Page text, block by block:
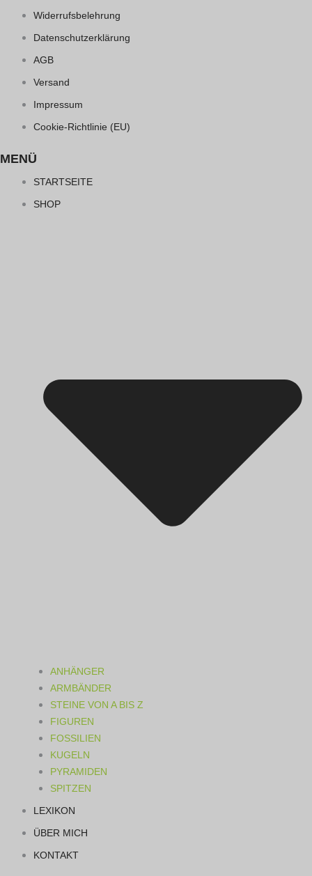
Widerrufsbelehrung
Datenschutzerklärung
AGB
Versand
Impressum
Cookie-Richtlinie (EU)
MENÜ
STARTSEITE
SHOP
ANHÄNGER
ARMBÄNDER
STEINE VON A BIS Z
FIGUREN
FOSSILIEN
KUGELN
PYRAMIDEN
SPITZEN
LEXIKON
ÜBER MICH
KONTAKT